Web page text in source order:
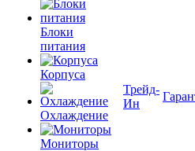
Блоки
питания
Корпуса
Охлаждение
Мониторы
Трейд-
Ин